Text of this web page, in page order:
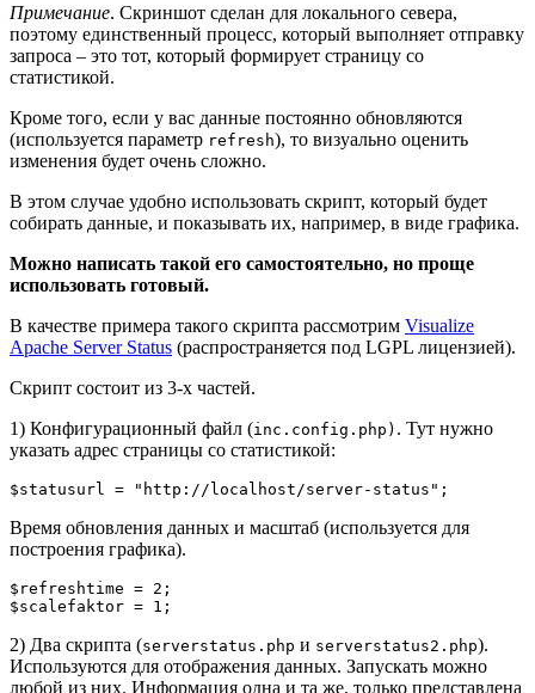
Примечание. Скриншот сделан для локального севера,
поэтому единственный процесс, который выполняет отправку
запроса – это тот, который формирует страницу со
статистикой.
Кроме того, если у вас данные постоянно обновляются
(используется параметр refresh), то визуально оценить
изменения будет очень сложно.
В этом случае удобно использовать скрипт, который будет
собирать данные, и показывать их, например, в виде графика.
Можно написать такой его самостоятельно, но проще
использовать готовый.
В качестве примера такого скрипта рассмотрим Visualize
Apache Server Status (распространяется под LGPL лицензией).
Скрипт состоит из 3-х частей.
1) Конфигурационный файл (inc.config.php) . Тут нужно
указать адрес страницы со статистикой:
$statusurl = "http://localhost/server-status";
Время обновления данных и масштаб (используется для
построения графика).
$refreshtime = 2;
$scalefaktor = 1;
2) Два скрипта (serverstatus.php и serverstatus2.php).
Используются для отображения данных. Запускать можно
любой из них. Информация одна и та же, только представлена